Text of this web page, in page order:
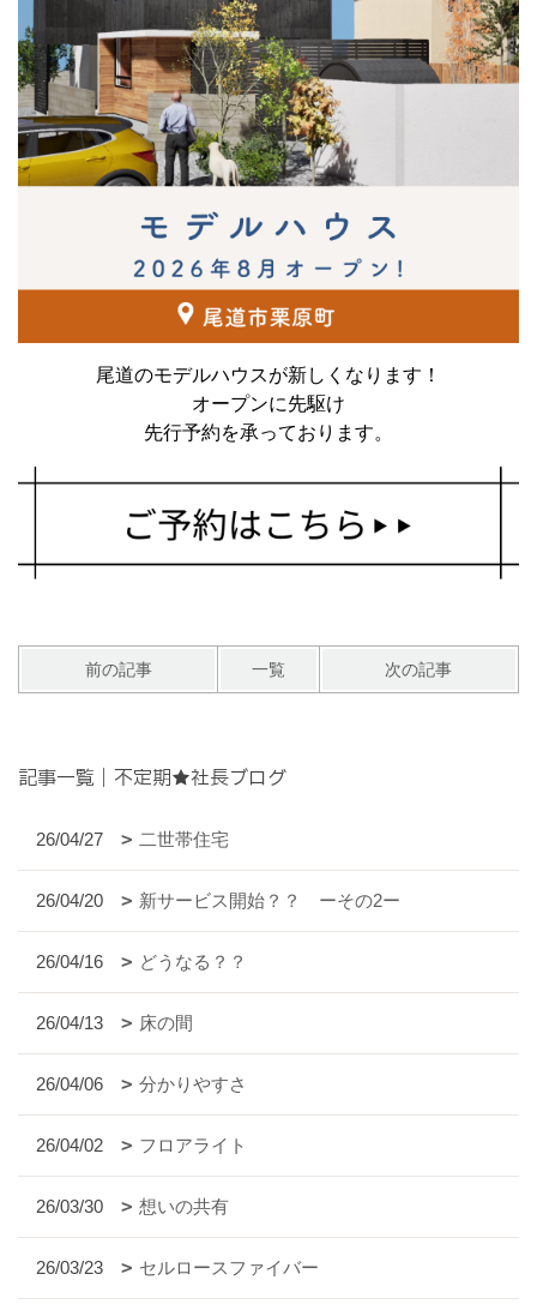
尾道のモデルハウスが新しくなります！
オープンに先駆け
先行予約を承っております。
前の記事 一覧 次の記事
記事一覧｜不定期★社長ブログ
26/04/27 二世帯住宅
26/04/20 新サービス開始？？ ーその2ー
26/04/16 どうなる？？
26/04/13 床の間
26/04/06 分かりやすさ
26/04/02 フロアライト
26/03/30 想いの共有
26/03/23 セルロースファイバー